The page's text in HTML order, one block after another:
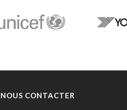
NOUS CONTACTER